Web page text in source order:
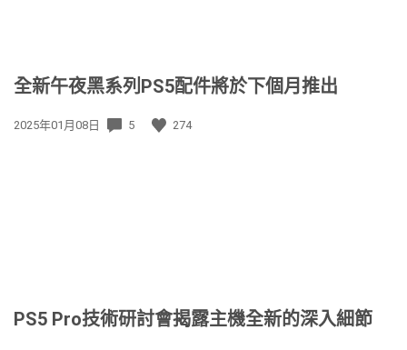
全新午夜黑系列PS5配件將於下個月推出
發
2025年01月08日 5 274
PS5 Pro技術研討會揭露主機全新的深入細節